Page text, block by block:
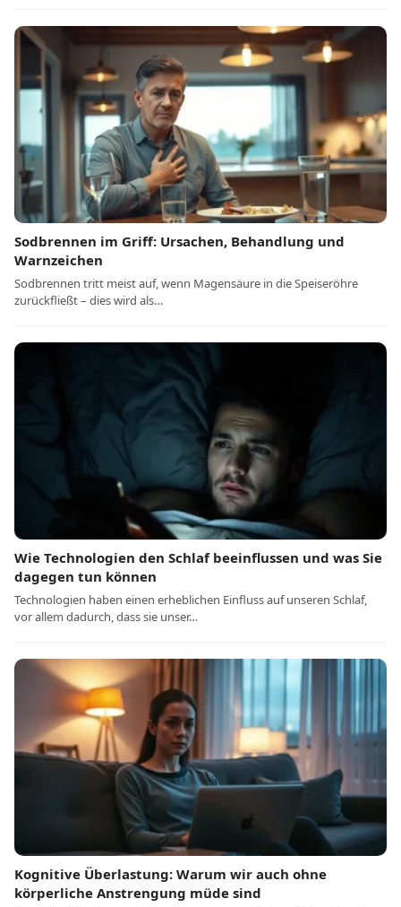
Sodbrennen im Griff: Ursachen, Behandlung und
Warnzeichen
Sodbrennen tritt meist auf, wenn Magensäure in die Speiseröhre
zurückfließt – dies wird als…
Wie Technologien den Schlaf beeinflussen und was Sie
dagegen tun können
Technologien haben einen erheblichen Einfluss auf unseren Schlaf,
vor allem dadurch, dass sie unser…
Kognitive Überlastung: Warum wir auch ohne
körperliche Anstrengung müde sind